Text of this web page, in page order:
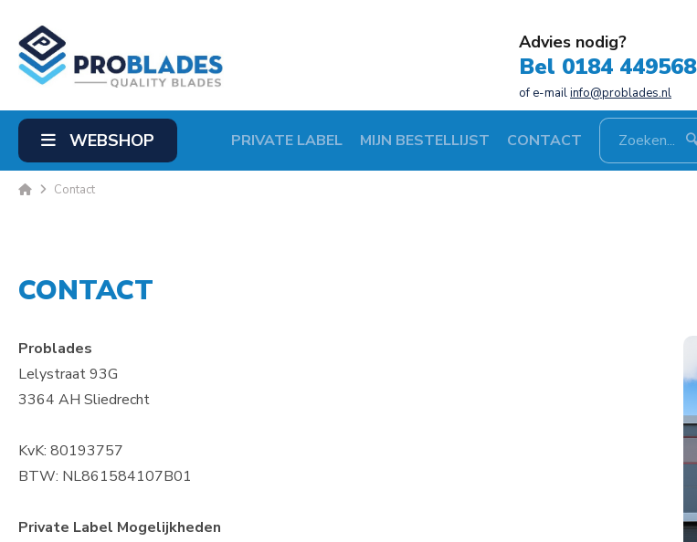
Advies nodig?
Bel 0184 449568
of e-mailinfo@problades.nl
WEBSHOP PRIVATE LABEL MIJN BESTELLIJST CONTACT
Contact
CONTACT
Problades
Lelystraat 93G
3364 AH Sliedrecht
KvK: 80193757
BTW: NL861584107B01
Private Label Mogelijkheden